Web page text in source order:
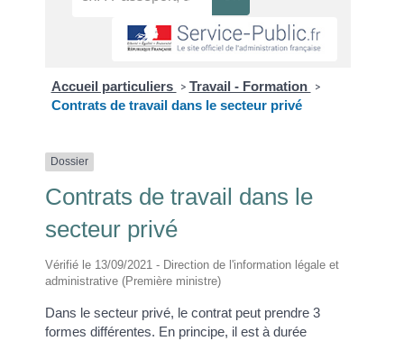
Accueil particuliers > Travail - Formation >
Contrats de travail dans le secteur privé
Dossier
Contrats de travail dans le
secteur privé
Vérifié le 13/09/2021 - Direction de l'information légale et
administrative (Première ministre)
Dans le secteur privé, le contrat peut prendre 3
formes différentes. En principe, il est à durée